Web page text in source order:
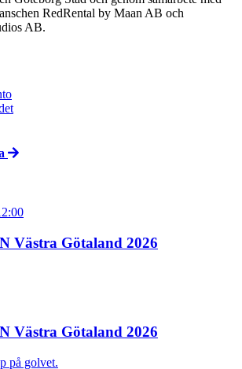
RedRental by Maan AB och
AB.
Västra Götaland 2026
Västra Götaland 2026